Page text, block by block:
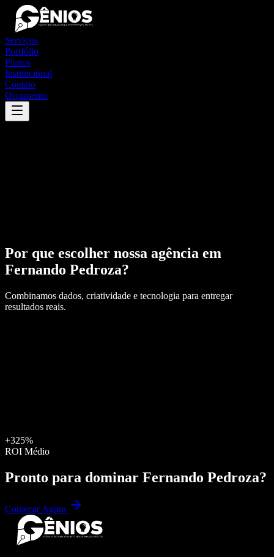
Serviços
Portfólio
Planos
Institucional
Contato
Orçamento
Por que escolher nossa agência em
Fernando Pedroza?
Combinamos dados, criatividade e tecnologia para entregar
resultados reais.
+325%
ROI Médio
Pronto para dominar Fernando Pedroza?
Começar Agora